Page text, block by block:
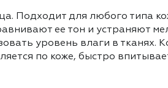
Подходит для любого типа
ее тон и устраняют
уровень влаги в тканях.
по коже, быстро